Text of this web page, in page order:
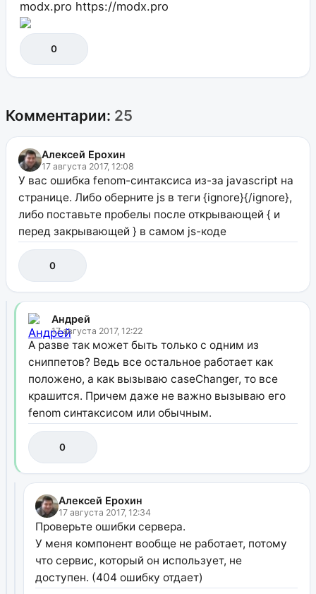
modx.pro https://modx.pro
0
Комментарии: 25
Алексей Ерохин
17 августа 2017, 12:08
У вас ошибка fenom-синтаксиса из-за javascript на
странице. Либо оберните js в теги {ignore}{/ignore},
либо поставьте пробелы после открывающей { и
перед закрывающей } в самом js-коде
0
Андрей
17 августа 2017, 12:22
А разве так может быть только с одним из
сниппетов? Ведь все остальное работает как
положено, а как вызываю caseChanger, то все
крашится. Причем даже не важно вызываю его
fenom синтаксисом или обычным.
0
Алексей Ерохин
17 августа 2017, 12:34
Проверьте ошибки сервера.
У меня компонент вообще не работает, потому
что сервис, который он использует, не
доступен. (404 ошибку отдает)